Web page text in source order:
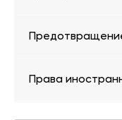
Права